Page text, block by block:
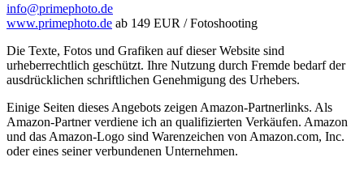
info@primephoto.de
www.primephoto.de ab 149 EUR / Fotoshooting
Die Texte, Fotos und Grafiken auf dieser Website sind
urheberrechtlich geschützt. Ihre Nutzung durch Fremde bedarf der
ausdrücklichen schriftlichen Genehmigung des Urhebers.
Einige Seiten dieses Angebots zeigen Amazon-Partnerlinks. Als
Amazon-Partner verdiene ich an qualifizierten Verkäufen. Amazon
und das Amazon-Logo sind Warenzeichen von Amazon.com, Inc.
oder eines seiner verbundenen Unternehmen.